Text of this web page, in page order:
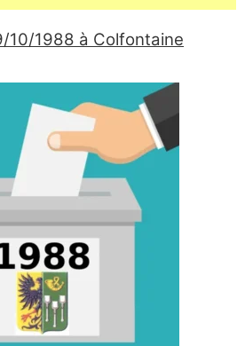
10/1988 à Colfontaine